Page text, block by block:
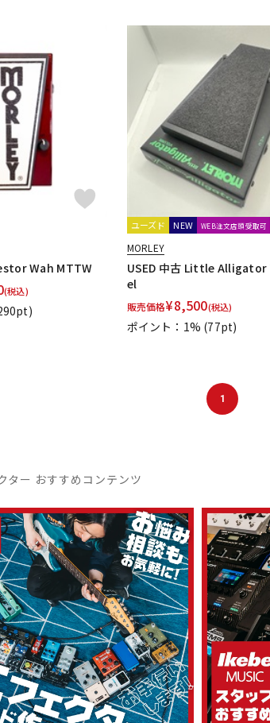
Wah MTTW
(税込)
ユーズド NEW WEB注文店頭受取可
MORLEY
USED 中古 Little Alligator
el
販売価格¥8,500(税込)
ポイント：1% (77pt)
1
ター おすすめコンテンツ